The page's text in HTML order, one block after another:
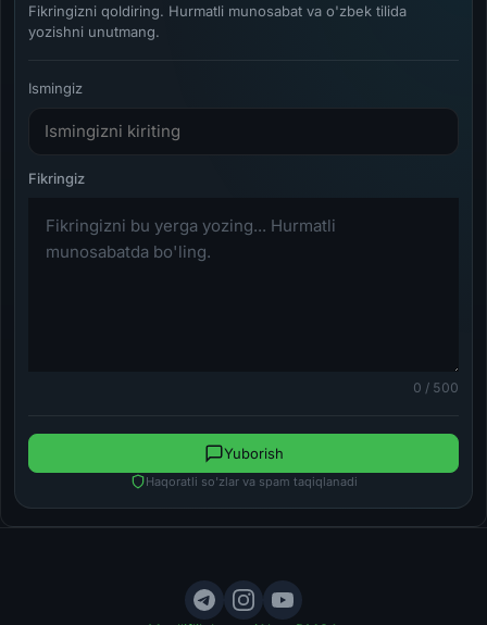
Fikringizni qoldiring. Hurmatli munosabat va o'zbek tilida
yozishni unutmang.
Ismingiz
0 / 500
Haqoratli so'zlar va spam taqiqlanadi
Yuborish